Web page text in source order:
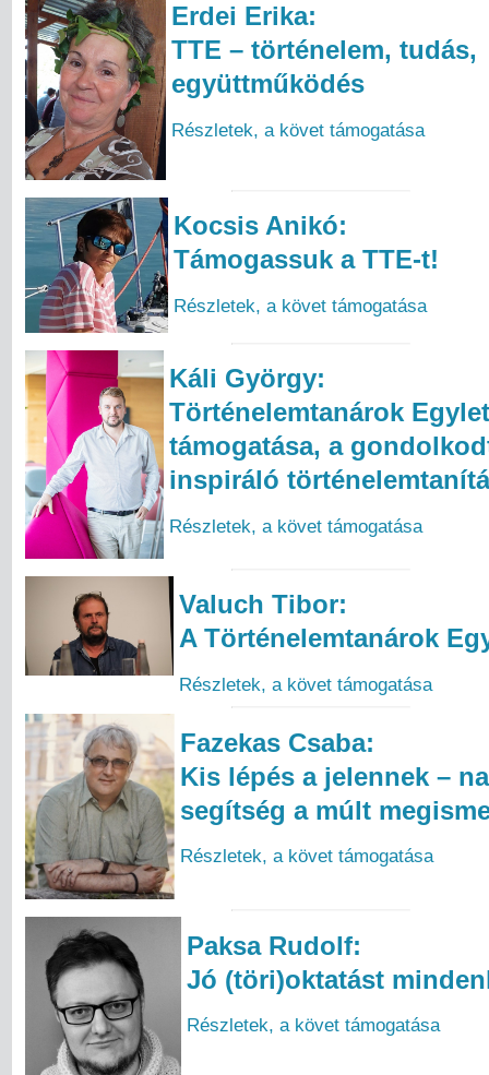
Erdei Erika:
TTE – történelem, tudás,
együttműködés
Részletek, a követ támogatása
Kocsis Anikó:
Támogassuk a TTE-t!
Részletek, a követ támogatása
Káli György:
Történelemtanárok
támogatása, a
inspiráló
Részletek, a követ támogatása
Valuch Tibor:
A Történelemtanárok
Részletek, a követ támogatása
Fazekas Csaba:
Kis lépés a jelennek –
segítség a múlt
Részletek, a követ támogatása
Paksa Rudolf:
Jó (töri)oktatást
Részletek, a követ támogatása